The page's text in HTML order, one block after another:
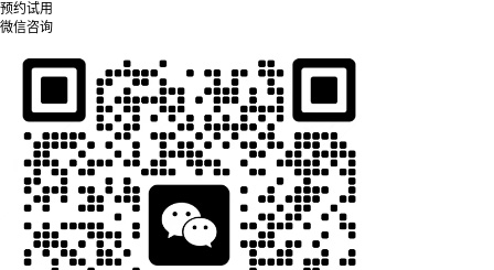
预约试用
微信咨询